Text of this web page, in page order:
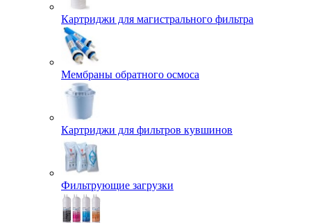
Картриджи для магистрального фильтра
Мембраны обратного осмоса
Картриджи для фильтров кувшинов
Фильтрующие загрузки